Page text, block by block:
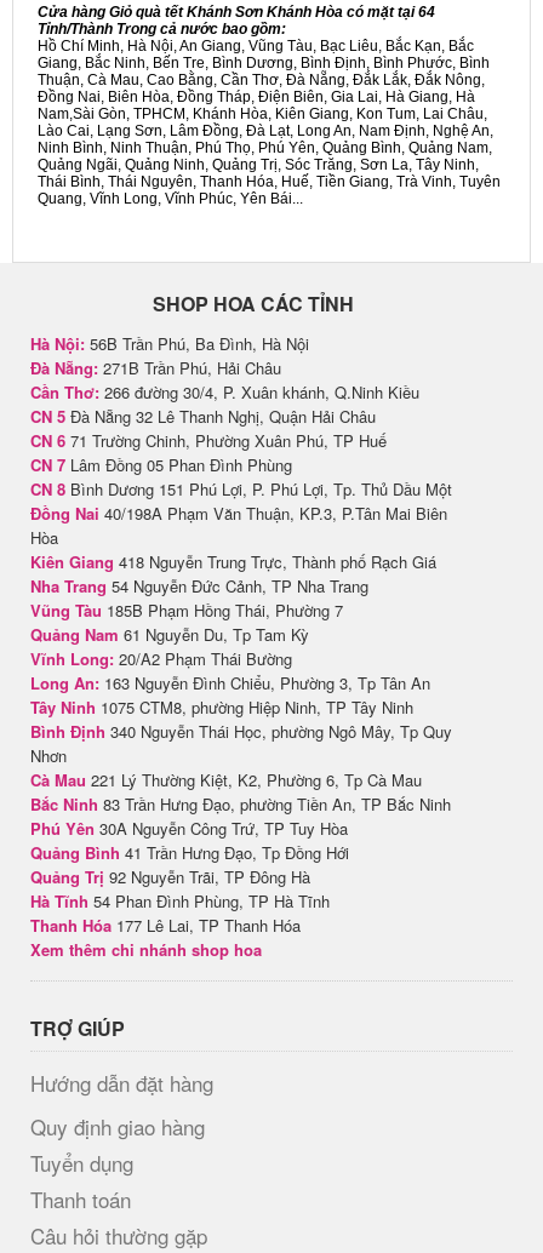
Cửa hàng Giỏ quà tết Khánh Sơn Khánh Hòa có mặt tại 64
Tỉnh/Thành Trong cả nước bao gồm:
Hồ Chí Minh, Hà Nội, An Giang, Vũng Tàu, Bạc Liêu, Bắc Kạn, Bắc
Giang, Bắc Ninh, Bến Tre, Bình Dương, Bình Định, Bình Phước, Bình
Thuận, Cà Mau, Cao Bằng, Cần Thơ, Đà Nẵng, Đắk Lắk, Đắk Nông,
Đồng Nai, Biên Hòa, Đồng Tháp, Điện Biên, Gia Lai, Hà Giang, Hà
Nam,Sài Gòn, TPHCM, Khánh Hòa, Kiên Giang, Kon Tum, Lai Châu,
Lào Cai, Lạng Sơn, Lâm Đồng, Đà Lạt, Long An, Nam Định, Nghệ An,
Ninh Bình, Ninh Thuận, Phú Thọ, Phú Yên, Quảng Bình, Quảng Nam,
Quảng Ngãi, Quảng Ninh, Quảng Trị, Sóc Trăng, Sơn La, Tây Ninh,
Thái Bình, Thái Nguyên, Thanh Hóa, Huế, Tiền Giang, Trà Vinh, Tuyên
Quang, Vĩnh Long, Vĩnh Phúc, Yên Bái...
SHOP HOA CÁC TỈNH
Hà Nội: 56B Trần Phú, Ba Đình, Hà Nội
Đà Nẵng: 271B Trần Phú, Hải Châu
Cần Thơ: 266 đường 30/4, P. Xuân khánh, Q.Ninh Kiều
CN 5 Đà Nẵng 32 Lê Thanh Nghị, Quận Hải Châu
CN 6 71 Trường Chinh, Phường Xuân Phú, TP Huế
CN 7 Lâm Đồng 05 Phan Đình Phùng
CN 8 Bình Dương 151 Phú Lợi, P. Phú Lợi, Tp. Thủ Dầu Một
Đồng Nai 40/198A Phạm Văn Thuận, KP.3, P.Tân Mai Biên
Hòa
Kiên Giang 418 Nguyễn Trung Trực, Thành phố Rạch Giá
Nha Trang 54 Nguyễn Đức Cảnh, TP Nha Trang
Vũng Tàu 185B Phạm Hồng Thái, Phường 7
Quảng Nam 61 Nguyễn Du, Tp Tam Kỳ
Vĩnh Long: 20/A2 Phạm Thái Bường
Long An: 163 Nguyễn Đình Chiểu, Phường 3, Tp Tân An
Tây Ninh 1075 CTM8, phường Hiệp Ninh, TP Tây Ninh
Bình Định 340 Nguyễn Thái Học, phường Ngô Mây, Tp Quy
Nhơn
Cà Mau 221 Lý Thường Kiệt, K2, Phường 6, Tp Cà Mau
Bắc Ninh 83 Trần Hưng Đạo, phường Tiền An, TP Bắc Ninh
Phú Yên 30A Nguyễn Công Trứ, TP Tuy Hòa
Quảng Bình 41 Trần Hưng Đạo, Tp Đồng Hới
Quảng Trị 92 Nguyễn Trãi, TP Đông Hà
Hà Tĩnh 54 Phan Đình Phùng, TP Hà Tĩnh
Thanh Hóa 177 Lê Lai, TP Thanh Hóa
Xem thêm chi nhánh shop hoa
TRỢ GIÚP
Hướng dẫn đặt hàng
Quy định giao hàng
Tuyển dụng
Thanh toán
Câu hỏi thường gặp